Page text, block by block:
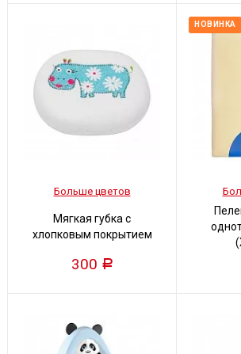
Больше цветов
Мягкая губка с
хлопковым покрытием
300 Р
НОВИНКА